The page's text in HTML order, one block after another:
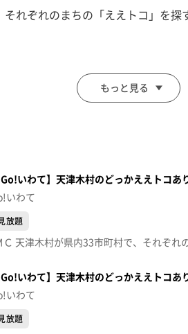
れぞれのまちの「ええトコ」を探
もっと見る
いわて】天津木村のどっかええトコ
いわて
放題
いわて】天津木村のどっかええトコ
いわて
放題